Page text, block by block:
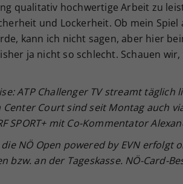
qualitativ hochwertige Arbeit zu
und Lockerheit. Ob mein
kann ich nicht sagen, aber hier
ja nicht so schlecht. Schauen
ATP Challenger TV streamt täglich
Center Court sind seit Montag auch
SPORT+ mit Co-Kommentator
NÖ Open powered by EVN erfolgt
bzw. an der Tageskasse. NÖ-Card-